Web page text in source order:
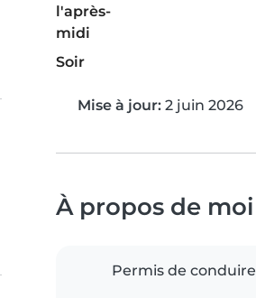
l'après-
midi
Soir
Mise à jour: 2 juin 2026
À propos de moi
Permis de conduire